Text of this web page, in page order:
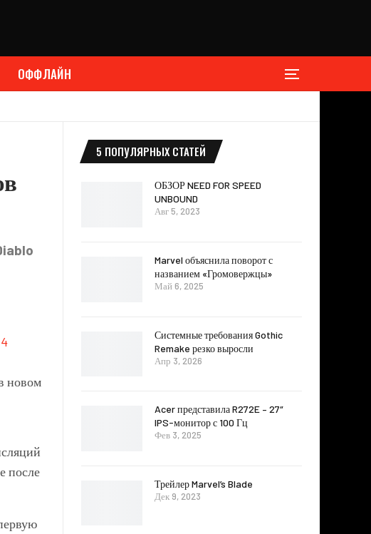
ОФФЛАЙН
новом
после
5 ПОПУЛЯРНЫХ СТАТЕЙ
ОБЗОР NEED FOR SPEED ​​
UNBOUND
Авг 5, 2023
Marvel объяснила поворот с
названием «Громовержцы»
Май 6, 2025
Системные требования Gothic
Remake резко выросли
Апр 3, 2026
Acer представила R272E – 27″
IPS-монитор с 100 Гц
Фев 3, 2025
Трейлер Marvel’s Blade
Дек 9, 2023